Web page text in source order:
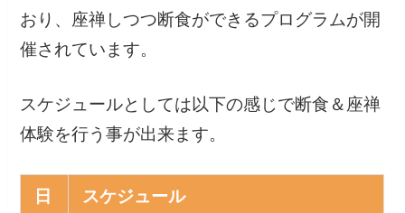
おり、座禅しつつ断食ができるプログラムが開
催されています。
スケジュールとしては以下の感じで断食＆座禅
体験を行う事が出来ます。
日
スケジュール